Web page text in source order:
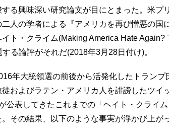
る興味深い研究論文が目にとまった。米プ
人の学者による『アメリカを再び憎悪の国
ト・クライム(Making America Hate Again?
る論評がそれだ(2018年3月28日付け)。
年大統領選の前後から活発化したトランプ
およびラテン・アメリカ人を誹謗したツイ
公表してきたこれまでの「ヘイト・クライ
その結果、以下のような事実が浮かび上が